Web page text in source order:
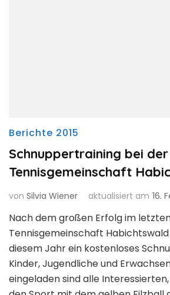
Berichte 2015
Schnuppertraining bei der
Tennisgemeinschaft
von Silvia Wiener aktualisiert am 16.
Nach dem großen Erfolg im
Tennisgemeinschaft Habichtswald
diesem Jahr ein kostenloses
Kinder, Jugendliche und
eingeladen sind alle